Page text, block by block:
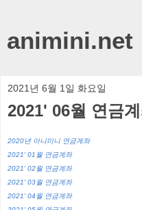
animini.net
2021년 6월 1일 화요일
2021' 06월 연금
2020년 아니미니 연금계좌
2021' 01월 연금계좌
2021' 02월 연금계좌
2021' 03월 연금계좌
2021' 04월 연금계좌